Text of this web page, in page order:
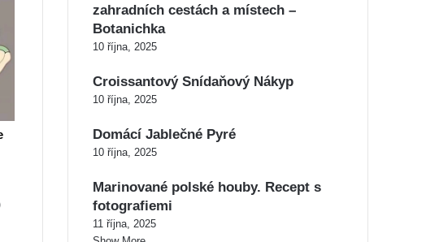
zahradních cestách a místech –
Botanichka
10 října, 2025
Croissantový Snídaňový Nákyp
10 října, 2025
Domácí Jablečné Pyré
10 října, 2025
Marinované polské houby. Recept s
fotografiemi
11 října, 2025